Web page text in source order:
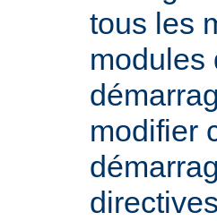
tous les
modules
modifier
directives